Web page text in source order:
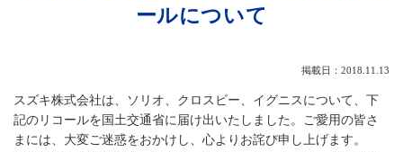
ールについて
掲載日：2018.11.13
スズキ株式会社は、ソリオ、クロスビー、イグニスについて、下
記のリコールを国土交通省に届け出いたしました。ご愛用の皆さ
まには、大変ご迷惑をおかけし、心よりお詫び申し上げます。